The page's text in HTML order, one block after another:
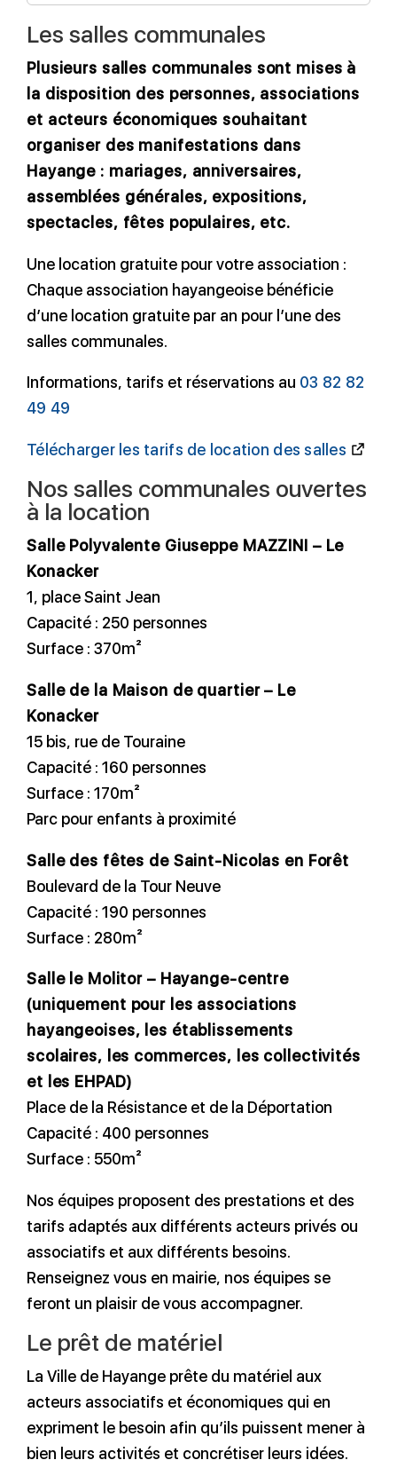
Les salles communales
Plusieurs salles communales sont mises à
la disposition des personnes, associations
et acteurs économiques souhaitant
organiser des manifestations dans
Hayange : mariages, anniversaires,
assemblées générales, expositions,
spectacles, fêtes populaires, etc.
Une location gratuite pour votre association :
Chaque association hayangeoise bénéficie
d’une location gratuite par an pour l’une des
salles communales.
Informations, tarifs et réservations au 03 82 82
49 49
Télécharger les tarifs de location des salles
Nos salles communales ouvertes
à la location
Salle Polyvalente Giuseppe MAZZINI – Le
Konacker
1, place Saint Jean
Capacité : 250 personnes
Surface : 370m²
Salle de la Maison de quartier – Le
Konacker
15 bis, rue de Touraine
Capacité : 160 personnes
Surface : 170m²
Parc pour enfants à proximité
Salle des fêtes de Saint-Nicolas en Forêt
Boulevard de la Tour Neuve
Capacité : 190 personnes
Surface : 280m²
Salle le Molitor – Hayange-centre
(uniquement pour les associations
hayangeoises, les établissements
scolaires, les commerces, les collectivités
et les EHPAD)
Place de la Résistance et de la Déportation
Capacité : 400 personnes
Surface : 550m²
Nos équipes proposent des prestations et des
tarifs adaptés aux différents acteurs privés ou
associatifs et aux différents besoins.
Renseignez vous en mairie, nos équipes se
feront un plaisir de vous accompagner.
Le prêt de matériel
La Ville de Hayange prête du matériel aux
acteurs associatifs et économiques qui en
expriment le besoin afin qu’ils puissent mener à
bien leurs activités et concrétiser leurs idées.